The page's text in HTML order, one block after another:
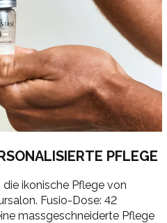
PFLEGE
ikonische Pflege von
Fusio-Dose: 42
massgeschneiderte Pflege